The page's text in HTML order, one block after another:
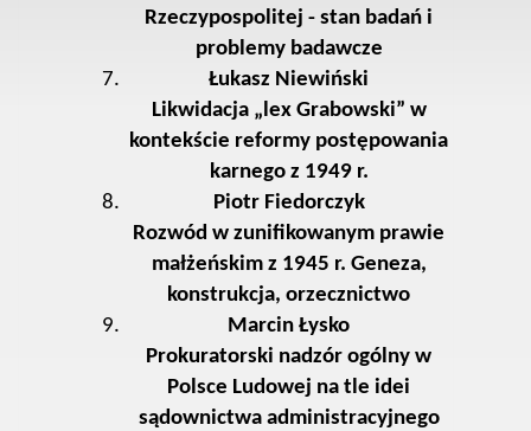
Rzeczypospolitej - stan badań i
problemy badawcze
Łukasz Niewiński
Likwidacja „lex Grabowski” w
kontekście reformy postępowania
karnego z 1949 r.
Piotr Fiedorczyk
Rozwód w zunifikowanym prawie
małżeńskim z 1945 r. Geneza,
konstrukcja, orzecznictwo
Marcin Łysko
Prokuratorski nadzór ogólny w
Polsce Ludowej na tle idei
sądownictwa administracyjnego